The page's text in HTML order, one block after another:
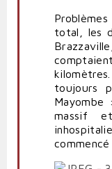
total, les
toujours
massif
commencé